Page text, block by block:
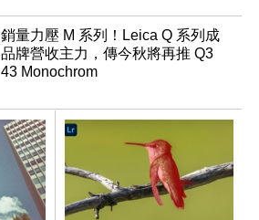
銷量力壓 M 系列！Leica Q 系列成
品牌營收主力，傳今秋將再推 Q3
43 Monochrom